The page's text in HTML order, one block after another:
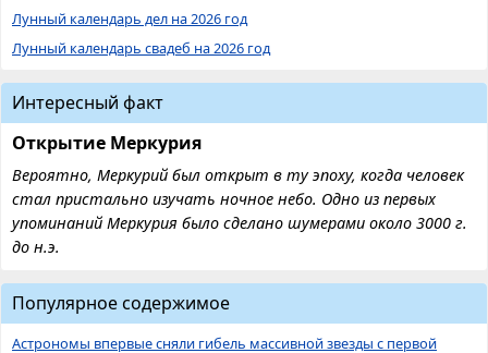
Лунный календарь дел на 2026 год
Лунный календарь свадеб на 2026 год
Интересный факт
Открытие Меркурия
Вероятно, Меркурий был открыт в ту эпоху, когда человек
стал пристально изучать ночное небо. Одно из первых
упоминаний Меркурия было сделано шумерами около 3000 г.
до н.э.
Популярное содержимое
Астрономы впервые сняли гибель массивной звезды с первой